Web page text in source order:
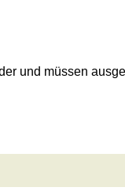
und müssen